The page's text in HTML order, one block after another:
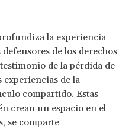
la experiencia
de los derechos
de la pérdida de
de la
compartido. Estas
crean un espacio en el
se comparte